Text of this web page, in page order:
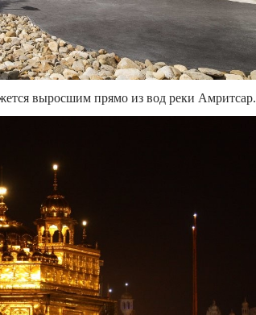
выросшим прямо из вод реки Амритсар.